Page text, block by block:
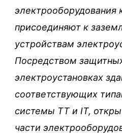
электрооборудования
присоединяют к
устройствам
Посредством
электроустановках
соответствующих
системы TT и IT,
части